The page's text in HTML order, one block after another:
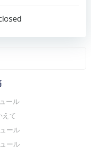
ール
えて
ール
ール